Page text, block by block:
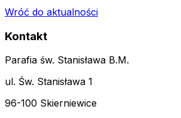
Wróć do aktualności
Kontakt
Parafia św. Stanisława B.M.
ul. Św. Stanisława 1
96-100 Skierniewice